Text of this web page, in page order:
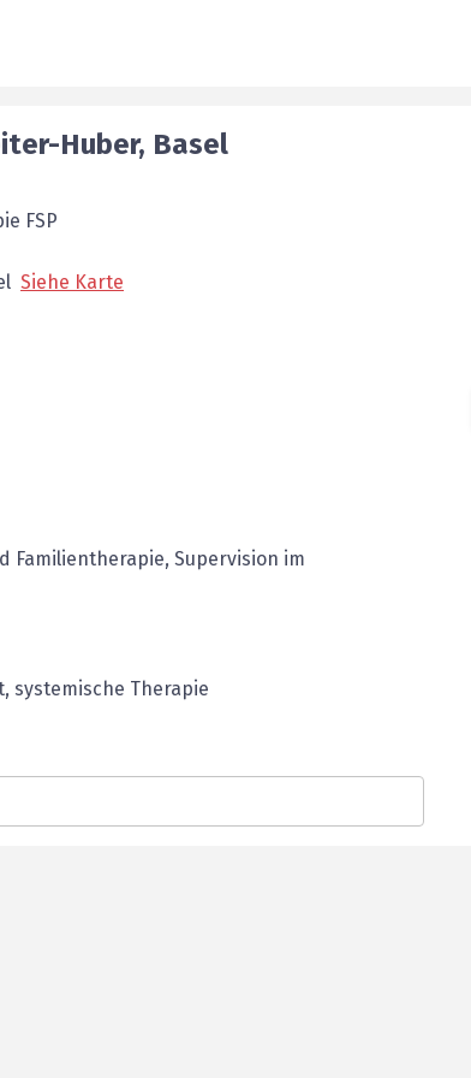
Huber, Basel
FSP
Siehe Karte
Familien­therapie, Supervision im
­systemische Therapie